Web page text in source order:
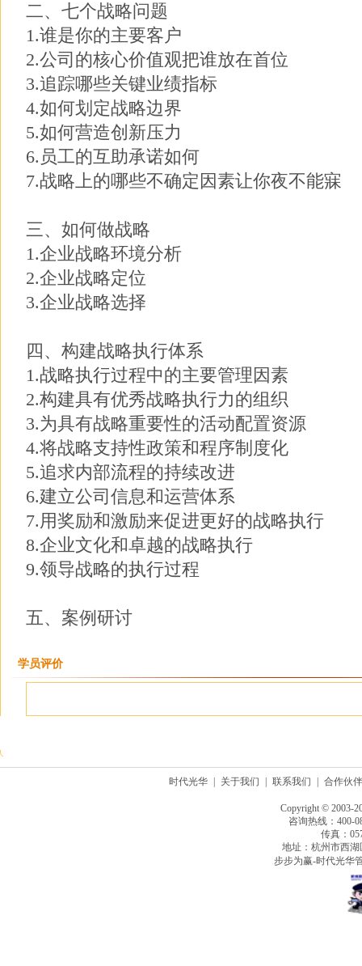
二、七个战略问题
1.谁是你的主要客户
2.公司的核心价值观把谁放在首位
3.追踪哪些关键业绩指标
4.如何划定战略边界
5.如何营造创新压力
6.员工的互助承诺如何
7.战略上的哪些不确定因素让你夜不能寐
三、如何做战略
1.企业战略环境分析
2.企业战略定位
3.企业战略选择
四、构建战略执行体系
1.战略执行过程中的主要管理因素
2.构建具有优秀战略执行力的组织
3.为具有战略重要性的活动配置资源
4.将战略支持性政策和程序制度化
5.追求内部流程的持续改进
6.建立公司信息和运营体系
7.用奖励和激励来促进更好的战略执行
8.企业文化和卓越的战略执行
9.领导战略的执行过程
五、案例研讨
学员评价
时代光华 关于我们 联系我们 合作伙伴
Copyright © 2003-
咨询热线：400-
传真：
地址：杭州市西
步步为赢-时代光华